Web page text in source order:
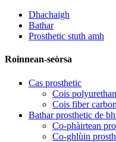
Dhachaigh
Bathar
Prosthetic stuth amh
Roinnean-seòrsa
Cas prosthetic
Cois
Cois fiber carbon
Bathar prosthetic de
Co-phàirtean
Co-ghlùin